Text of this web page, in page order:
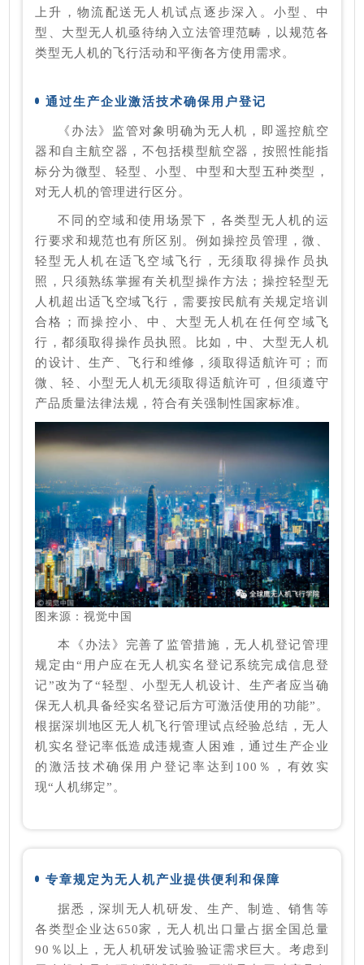
上升，物流配送无人机试点逐步深入。小型、中
型、大型无人机亟待纳入立法管理范畴，以规范各
类型无人机的飞行活动和平衡各方使用需求。
通过生产企业激活技术确保用户登记
《办法》监管对象明确为无人机，即遥控航空
器和自主航空器，不包括模型航空器，按照性能指
标分为微型、轻型、小型、中型和大型五种类型，
对无人机的管理进行区分。
不同的空域和使用场景下，各类型无人机的运
行要求和规范也有所区别。例如操控员管理，微、
轻型无人机在适飞空域飞行，无须取得操作员执
照，只须熟练掌握有关机型操作方法；操控轻型无
人机超出适飞空域飞行，需要按民航有关规定培训
合格；而操控小、中、大型无人机在任何空域飞
行，都须取得操作员执照。比如，中、大型无人机
的设计、生产、飞行和维修，须取得适航许可；而
微、轻、小型无人机无须取得适航许可，但须遵守
产品质量法律法规，符合有关强制性国家标准。
图来源：视觉中国
本《办法》完善了监管措施，无人机登记管理
规定由“用户应在无人机实名登记系统完成信息登
记”改为了“轻型、小型无人机设计、生产者应当确
保无人机具备经实名登记后方可激活使用的功能”。
根据深圳地区无人机飞行管理试点经验总结，无人
机实名登记率低造成违规查人困难，通过生产企业
的激活技术确保用户登记率达到100％，有效实
现“人机绑定”。
专章规定为无人机产业提供便利和保障
据悉，深圳无人机研发、生产、制造、销售等
各类型企业达650家，无人机出口量占据全国总量
90％以上，无人机研发试验验证需求巨大。考虑到